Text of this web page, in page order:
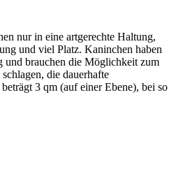
nur in eine artgerechte Haltung,
und viel Platz. Kaninchen haben
und brauchen die Möglichkeit zum
die dauerhafte
3 qm (auf einer Ebene), bei so